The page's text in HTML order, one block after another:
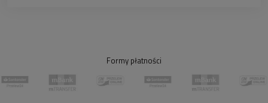
Formy płatności